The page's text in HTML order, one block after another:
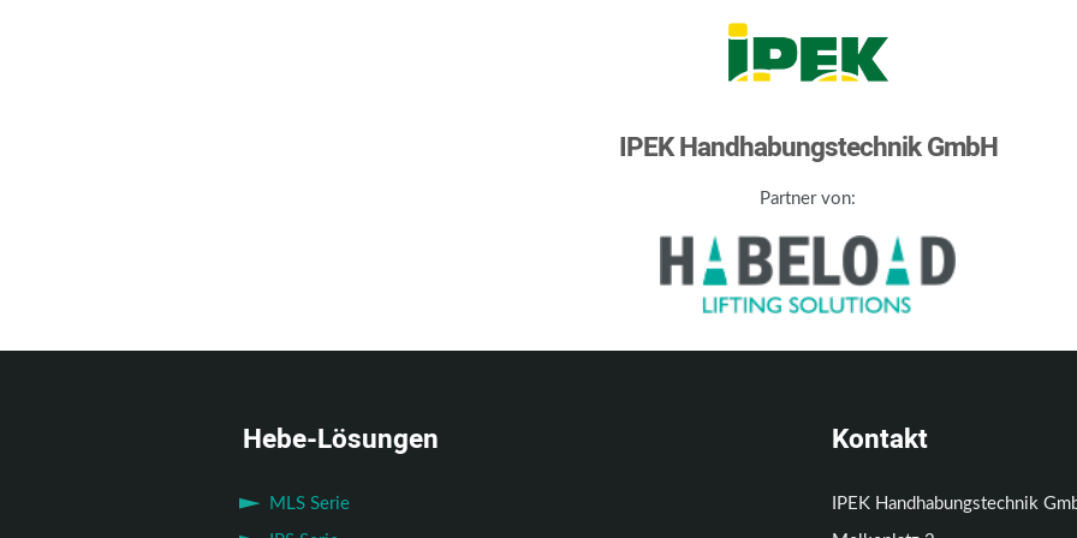
IPEK Handhabungstechnik GmbH
Partner von:
Hebe-Lösungen
MLS Serie
Kontakt
IPEK Handhabungstechnik